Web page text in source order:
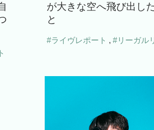
が大きな空へ飛び出し
と
#ライヴレポート , #リーガル